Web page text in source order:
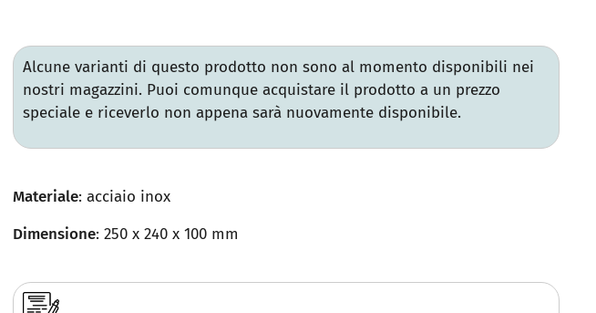
Alcune varianti di questo prodotto non sono al momento disponibili nei
nostri magazzini. Puoi comunque acquistare il prodotto a un prezzo
speciale e riceverlo non appena sarà nuovamente disponibile.
Materiale: acciaio inox
Dimensione: 250 x 240 x 100 mm